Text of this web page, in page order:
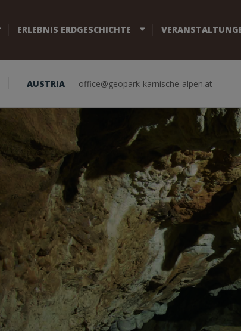
ERLEBNIS ERDGESCHICHTE
AUSTRIA office@geopark-karnische-alpen.at